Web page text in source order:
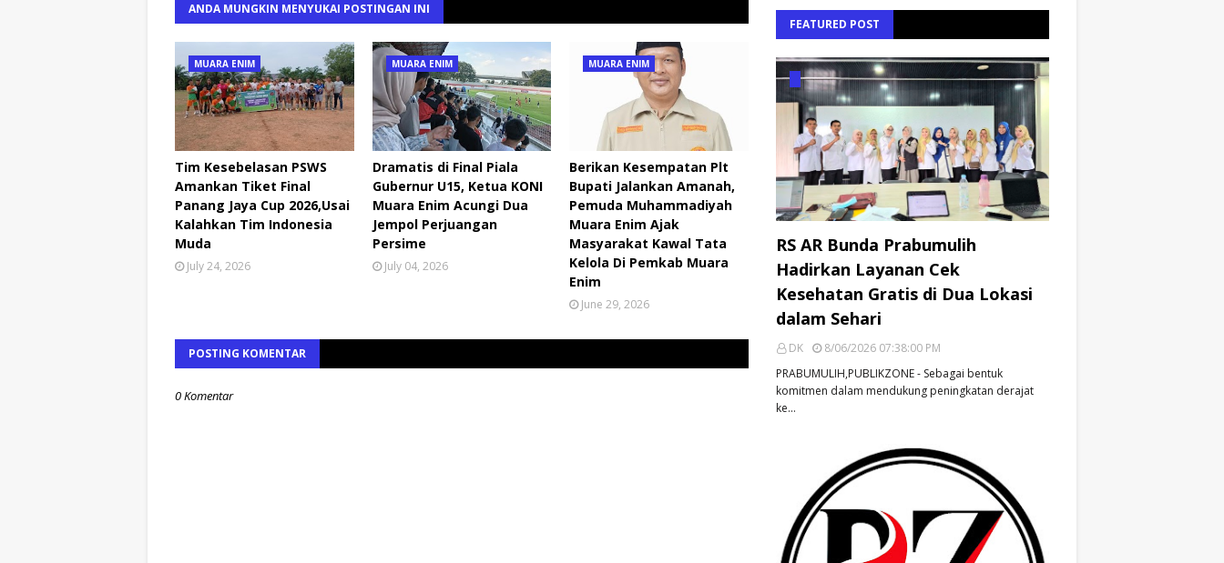
ANDA MUNGKIN MENYUKAI POSTINGAN INI
MUARA ENIM
Tim Kesebelasan PSWS
Amankan Tiket Final
Panang Jaya Cup 2026,Usai
Kalahkan Tim Indonesia
Muda
July 24, 2026
MUARA ENIM
Dramatis di Final Piala
Gubernur U15, Ketua KONI
Muara Enim Acungi Dua
Jempol Perjuangan
Persime
July 04, 2026
MUARA ENIM
Berikan Kesempatan Plt
Bupati Jalankan Amanah,
Pemuda Muhammadiyah
Muara Enim Ajak
Masyarakat Kawal Tata
Kelola Di Pemkab Muara
Enim
June 29, 2026
POSTING KOMENTAR
0 Komentar
FEATURED POST
RS AR Bunda Prabumulih
Hadirkan Layanan Cek
Kesehatan Gratis di Dua Lokasi
dalam Sehari
DK
8/06/2026 07:38:00 PM
PRABUMULIH,PUBLIKZONE - Sebagai bentuk
komitmen dalam mendukung peningkatan derajat
ke…